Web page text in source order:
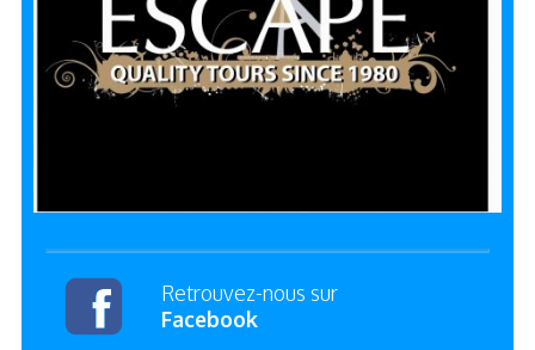
Retrouvez-nous sur
Facebook